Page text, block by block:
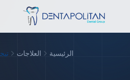
الرئيسية العلاجات